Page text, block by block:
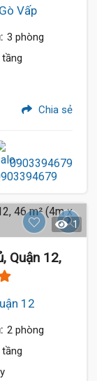
Vấp
3 phòng
tầng
Chia sẻ
0903394679
1
Quận 12,
12
2 phòng
tầng